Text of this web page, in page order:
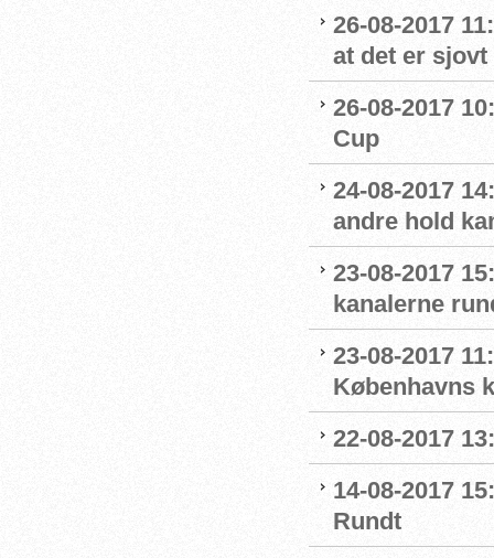
26-08-2017
at det er
26-08-2017
Cup
24-08-2017
andre hold
23-08-2017
kanalerne
23-08-2017
Københavns
22-08-2017
14-08-2017
Rundt